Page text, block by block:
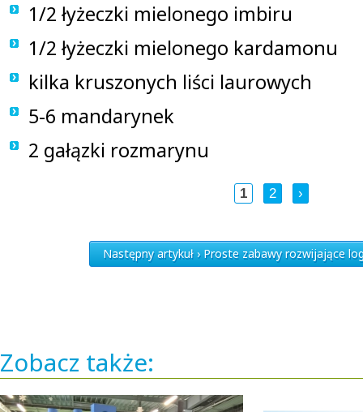
1/2 łyżeczki mielonego imbiru
1/2 łyżeczki mielonego kardamonu
kilka kruszonych liści laurowych
5-6 mandarynek
2 gałązki rozmarynu
1 2 ›
Następny artykuł › Proste zabawy rozwijające
Zobacz także: